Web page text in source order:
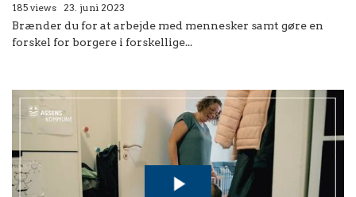
185 views 23. juni 2023
Brænder du for at arbejde med mennesker samt gøre en
forskel for borgere i forskellige...